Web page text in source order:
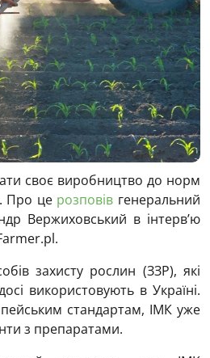
своє виробництво до норм
Про це розповів генеральний
Вержиховський в інтерв’ю
захисту рослин (ЗЗР), які
використовують в Україні.
стандартам, ІМК уже
з препаратами.